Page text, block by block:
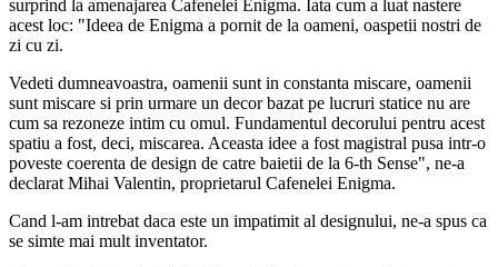
surprind la amenajarea Cafenelei Enigma. Iata cum a luat nastere
acest loc: "Ideea de Enigma a pornit de la oameni, oaspetii nostri de
zi cu zi.
Vedeti dumneavoastra, oamenii sunt in constanta miscare, oamenii
sunt miscare si prin urmare un decor bazat pe lucruri statice nu are
cum sa rezoneze intim cu omul. Fundamentul decorului pentru acest
spatiu a fost, deci, miscarea. Aceasta idee a fost magistral pusa intr-o
poveste coerenta de design de catre baietii de la 6-th Sense", ne-a
declarat Mihai Valentin, proprietarul Cafenelei Enigma.
Cand l-am intrebat daca este un impatimit al designului, ne-a spus ca
se simte mai mult inventator.